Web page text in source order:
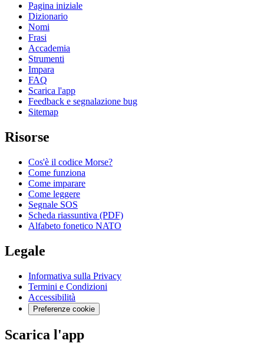
Pagina iniziale
Dizionario
Nomi
Frasi
Accademia
Strumenti
Impara
FAQ
Scarica l'app
Feedback e segnalazione bug
Sitemap
Risorse
Cos'è il codice Morse?
Come funziona
Come imparare
Come leggere
Segnale SOS
Scheda riassuntiva (PDF)
Alfabeto fonetico NATO
Legale
Informativa sulla Privacy
Termini e Condizioni
Accessibilità
Preferenze cookie
Scarica l'app